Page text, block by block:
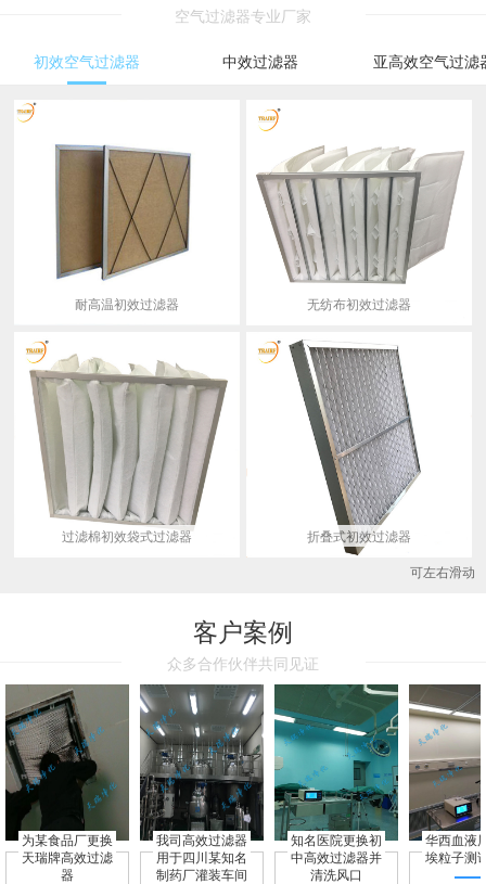
空气过滤器专业厂家
初效空气过滤器 中效过滤器 亚高效空气过滤
耐高温初效过滤器 无纺布初效过滤器
过滤棉初效袋式过滤器
折叠式初效过滤器
可左右滑动
客户案例
众多合作伙伴共同见证
为某食品厂更换
天瑞牌高效过滤
器
我司高效过滤器
用于四川某知名
制药厂灌装车间
知名医院更换初
中高效过滤器并
清洗风口
华西血液
埃粒子测